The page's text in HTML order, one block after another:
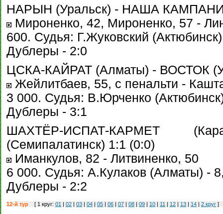
НАРЫН (Уральск) - НАША
Мироненко, 42, Мироненко, 57 -
600. Судья: Г.Жуковский
Дублеры - 2:0
ЦСКА-КАЙРАТ (Алматы) - ВОСТОК
Жейлитбаев, 55, с пенальти -
3 000. Судья: В.Юрченко
Дублеры - 3:1
ШАХТЁР-ИСПАТ-КАРМЕТ
(Семипалатинск) 1:1 (0:0)
Иманкулов, 82 - Литвиненко, 50
6 000. Судья: А.Кулаков (Алматы) -
Дублеры - 2:2
12-й тур [ 1 круг: 01 | 02 | 03 | 04 | 05 | 06 | 07 | 08 | 09 | 10 | 11 | 12 | 13 | 14 | 2 круг ]